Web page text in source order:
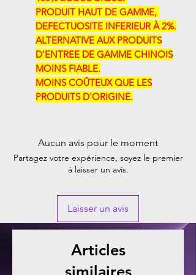
PRODUIT HAUT DE GAMME, ​​
DEFECTUOSITE INFERIEUR À 2%.
ALTERNATIVE AUX PRODUITS
D'ENTREE DE GAMME CHINOIS
MOINS FIABLE.
MOINS COÛTEUX QUE LES
PRODUITS D'ORIGINE.
Aucun avis pour le moment
Partagez votre expérience, soyez le premier
à laisser un avis.
Laisser un avis
Articles